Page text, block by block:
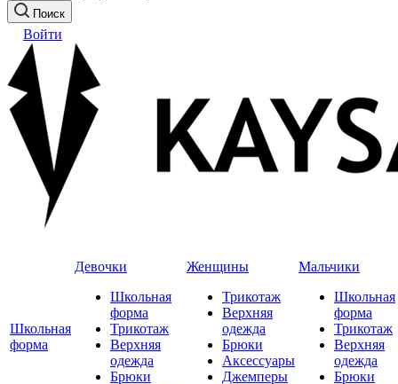
Поиск
Войти
Школьная
форма
Девочки
Школьная
форма
Трикотаж
Верхняя
одежда
Брюки
Женщины
Трикотаж
Верхняя
одежда
Брюки
Аксессуары
Джемперы
Мальчики
Школьная
форма
Трикотаж
Верхняя
одежда
Брюки